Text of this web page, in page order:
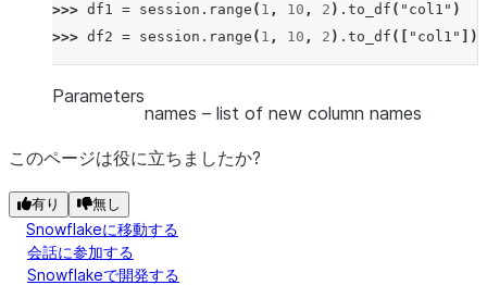
>>> df1 = session . range ( 1 , 10 , 2 ) . to_df ( "col1" )
>>> df2 = session . range ( 1 , 10 , 2 ) . to_df ([ "col1" ])
Parameters
names – list of new column names
このページは役に立ちましたか?
有り 無し
Snowflakeに移動する
会話に参加する
Snowflakeで開発する